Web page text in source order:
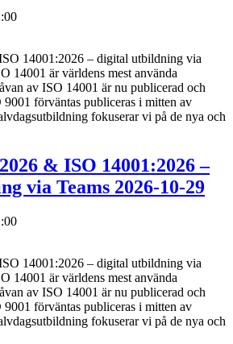
14001:2026 – digital utbildning via
14001 är världens mest använda
av ISO 14001 är nu publicerad och
förväntas publiceras i mitten av
fokuserar vi på de nya och
& ISO 14001:2026 –
via Teams 2026-10-29
14001:2026 – digital utbildning via
14001 är världens mest använda
av ISO 14001 är nu publicerad och
förväntas publiceras i mitten av
fokuserar vi på de nya och